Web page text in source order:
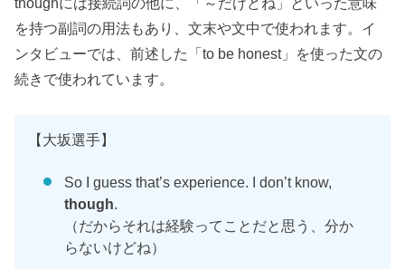
を持つ副詞の用法もあり、文末や文中で使われます。イ
ンタビューでは、前述した「to be honest」を使った文の
続きで使われています。
【大坂選手】
So I guess that’s experience. I don’t know,
though.
（だからそれは経験ってことだと思う、分か
らないけどね）